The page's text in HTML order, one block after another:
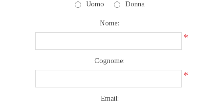
Uomo Donna
Nome:
*
Cognome:
*
Email: